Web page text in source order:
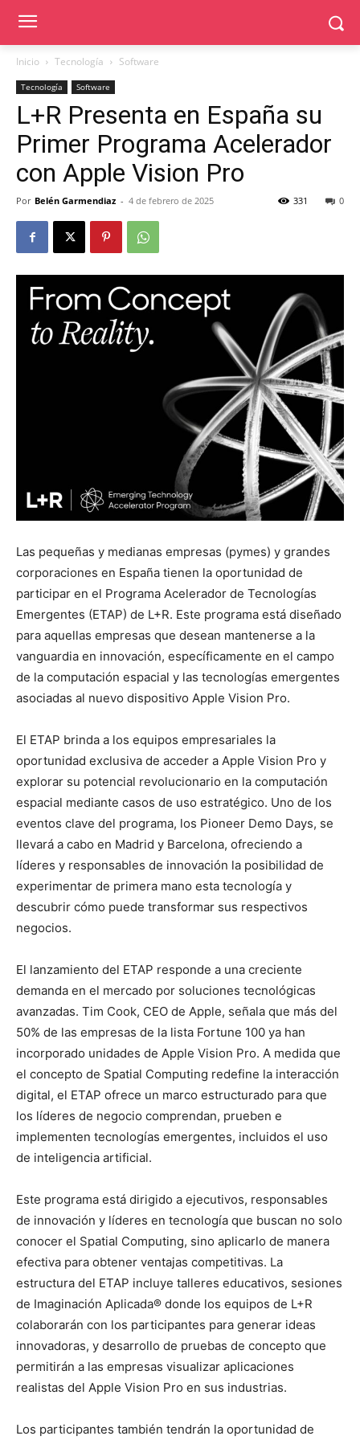
Inicio Tecnología Software
Tecnología Software
L+R Presenta en España su
Primer Programa Acelerador
con Apple Vision Pro
Por Belén Garmendiaz - 4 de febrero de 2025 0
331
Las pequeñas y medianas empresas (pymes) y grandes
corporaciones en España tienen la oportunidad de
participar en el Programa Acelerador de Tecnologías
Emergentes (ETAP) de L+R. Este programa está diseñado
para aquellas empresas que desean mantenerse a la
vanguardia en innovación, específicamente en el campo
de la computación espacial y las tecnologías emergentes
asociadas al nuevo dispositivo Apple Vision Pro.
El ETAP brinda a los equipos empresariales la
oportunidad exclusiva de acceder a Apple Vision Pro y
explorar su potencial revolucionario en la computación
espacial mediante casos de uso estratégico. Uno de los
eventos clave del programa, los Pioneer Demo Days, se
llevará a cabo en Madrid y Barcelona, ofreciendo a
líderes y responsables de innovación la posibilidad de
experimentar de primera mano esta tecnología y
descubrir cómo puede transformar sus respectivos
negocios.
El lanzamiento del ETAP responde a una creciente
demanda en el mercado por soluciones tecnológicas
avanzadas. Tim Cook, CEO de Apple, señala que más del
50% de las empresas de la lista Fortune 100 ya han
incorporado unidades de Apple Vision Pro. A medida que
el concepto de Spatial Computing redefine la interacción
digital, el ETAP ofrece un marco estructurado para que
los líderes de negocio comprendan, prueben e
implementen tecnologías emergentes, incluidos el uso
de inteligencia artificial.
Este programa está dirigido a ejecutivos, responsables
de innovación y líderes en tecnología que buscan no solo
conocer el Spatial Computing, sino aplicarlo de manera
efectiva para obtener ventajas competitivas. La
estructura del ETAP incluye talleres educativos, sesiones
de Imaginación Aplicada® donde los equipos de L+R
colaborarán con los participantes para generar ideas
innovadoras, y desarrollo de pruebas de concepto que
permitirán a las empresas visualizar aplicaciones
realistas del Apple Vision Pro en sus industrias.
Los participantes también tendrán la oportunidad de